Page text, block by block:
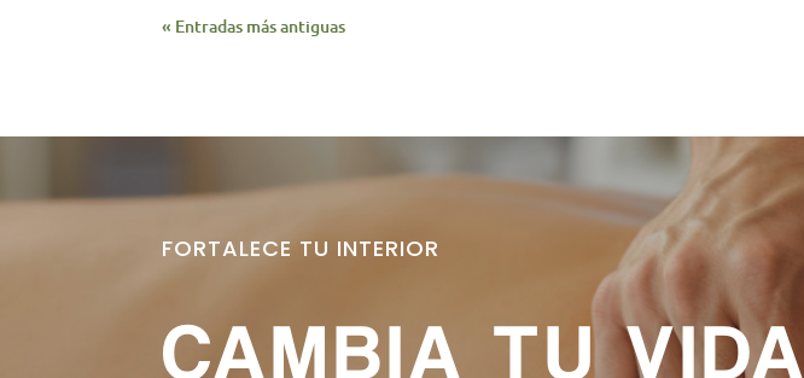
« Entradas más antiguas
FORTALECE TU INTERIOR
CAMBIA TU VIDA